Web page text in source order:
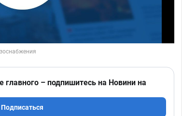
главного – подпишитесь на Новини на
Подписаться